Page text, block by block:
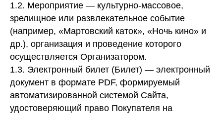
1.2. Мероприятие — культурно-массовое,
зрелищное или развлекательное событие
(например, «Мартовский каток», «Ночь кино» и
др.), организация и проведение которого
осуществляется Организатором.
1.3. Электронный билет (Билет) — электронный
документ в формате PDF, формируемый
автоматизированной системой Сайта,
удостоверяющий право Покупателя на